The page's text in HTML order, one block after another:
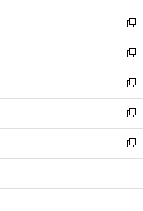
開
く
ウ
で
開
く
ン
ド
ウ
で
開
く
ウ
ィ
ン
ド
ウ
で
開
く
新
し
い
ウ
ィ
ン
ド
ウ
で
開
新
し
い
ウ
ィ
ン
ド
ウ
開
新
し
い
ウ
ィ
ン
ウ
新
し
い
ウ
ン
新
し
ウ